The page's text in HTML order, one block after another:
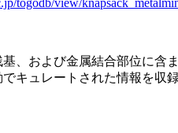
、および金属結合部位に含
キュレートされた情報を収